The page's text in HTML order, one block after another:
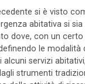
si è visto
abitativa si
dove, con un certo
le modalità
servizi
strumenti